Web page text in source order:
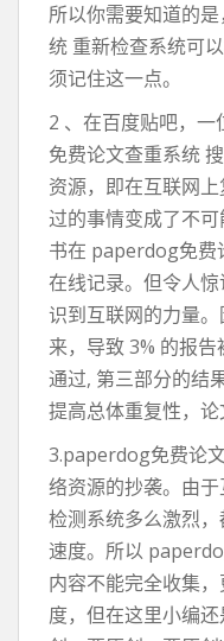
所以你需要知道的
统 重新检查系统可
须记住这一点。
2 、在百度贴吧，
免费论文查重系统
资源，即在互联网
过的事情变成了不
书在 paperdog免费
在线记录。但令人
识到互联网的力量
来，导致 3% 的报
通过, 第三部分的结
提高总体重复性，论
3.paperdog免费论
络资源的抄袭。由
检测系统多么激烈
速度。所以
内容不能完全收集
度，但在这里小编